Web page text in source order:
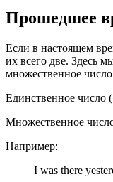
Прошедшее
Если в настоящем
их всего две. Здесь
множественное
Единственное
Множественное
Например:
I was there